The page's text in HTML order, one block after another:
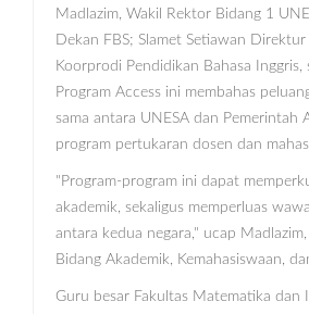
Madlazim, Wakil Rektor Bidang 1
Dekan FBS; Slamet Setiawan Direktur
Koorprodi Pendidikan Bahasa Inggris,
Program Access ini membahas
sama antara UNESA dan Pemerintah
program pertukaran dosen dan
"Program-program ini dapat
akademik, sekaligus memperluas
antara kedua negara," ucap
Bidang Akademik, Kemahasiswaan,
Guru besar Fakultas Matematika dan